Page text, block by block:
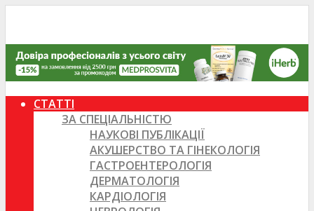
СТАТТІ
ЗА СПЕЦІАЛЬНІСТЮ
НАУКОВІ ПУБЛІКАЦІЇ
АКУШЕРСТВО ТА ГІНЕКОЛОГІЯ
ГАСТРОЕНТЕРОЛОГІЯ
ДЕРМАТОЛОГІЯ
КАРДІОЛОГІЯ